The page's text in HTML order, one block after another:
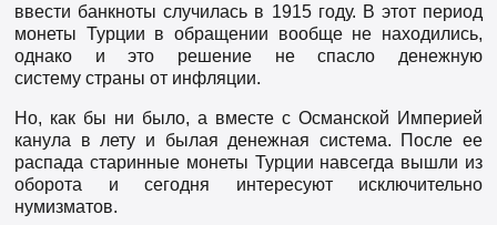
ввести банкноты случилась в 1915 году. В этот период
монеты Турции в обращении вообще не находились,
однако и это решение не спасло денежную
систему страны от инфляции.
Но, как бы ни было, а вместе с Османской Империей
канула в лету и былая денежная система. После ее
распада старинные монеты Турции навсегда вышли из
оборота и сегодня интересуют исключительно
нумизматов.